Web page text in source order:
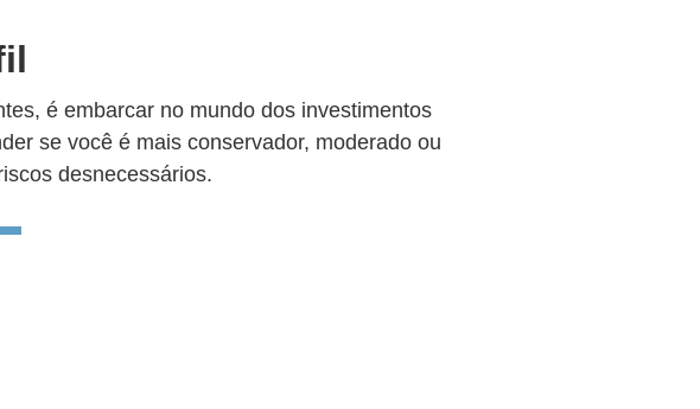
é embarcar no mundo dos investimentos
se você é mais conservador, moderado ou
desnecessários.